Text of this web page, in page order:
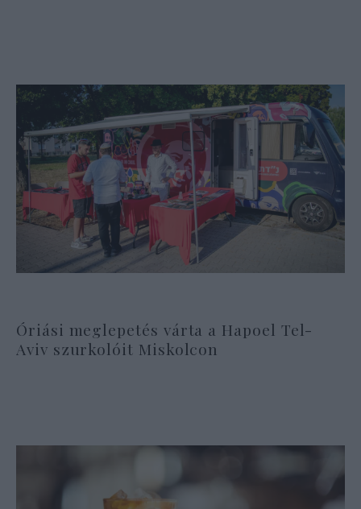
Óriási meglepetés várta a Hapoel Tel-
Aviv szurkolóit Miskolcon